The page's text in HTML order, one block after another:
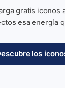
gratis iconos
esa energía
los